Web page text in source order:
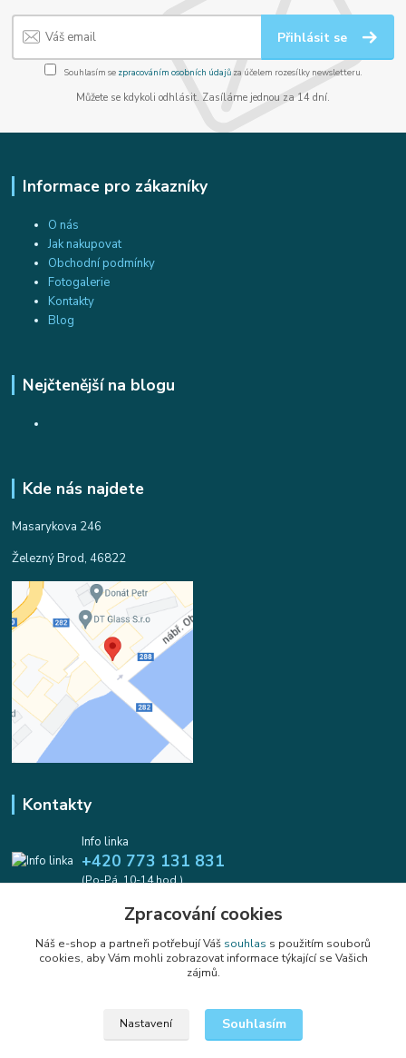
Přihlásit se
Souhlasím se zpracováním osobních údajůza účelem rozesílky newsletteru.
Můžete se kdykoli odhlásit. Zasíláme jednou za 14 dní.
Informace pro zákazníky
O nás
Jak nakupovat
Obchodní podmínky
Fotogalerie
Kontakty
Blog
Nejčtenější na blogu
Kde nás najdete
Masarykova 246
Železný Brod, 46822
Kontakty
Info linka
+420 773 131 831
(Po-Pá, 10-14 hod.)
info@koralkomat.cz
Upravit sběr cookies.
Zpracování cookies
Náš e-shop a partneři potřebují Váš souhlas s použitím souborů
cookies, aby Vám mohli zobrazovat informace týkající se Vašich
zájmů.
Nastavení Souhlasím